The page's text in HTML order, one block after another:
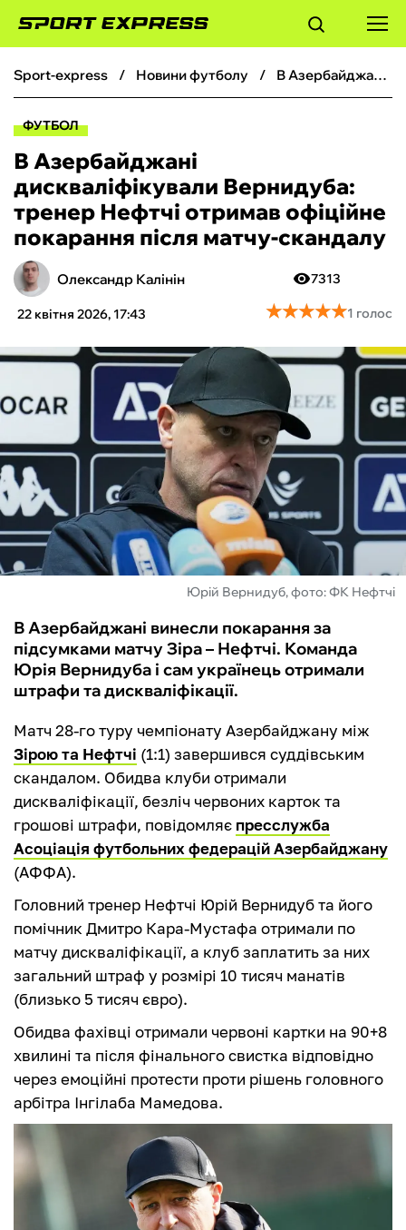
ФУТБОЛ
БОКС
ХОКЕЙ
ТЕНІС
КІБЕРСПОРТ
ЧС-2026
ФУТЗАЛ
ІНШІ
БУКМЕКЕРИ
sport-express новини футболу В Азербайджані дискваліфікували Вернидуба: тренер Нефтчі отримав офіційне покарання після матчу-скандалу
ФУТБОЛ
В Азербайджані
дискваліфікували Вернидуба:
тренер Нефтчі отримав офіційне
покарання після матчу-скандалу
Олександр Калінін
22 квітня 2026, 17:43
7313
★★★★★
★★★★★1 голос
Юрій Вернидуб, фото: ФК Нефтчі
В Азербайджані винесли покарання за
підсумками матчу Зіра – Нефтчі. Команда
Юрія Вернидуба і сам українець отримали
штрафи та дискваліфікації.
Матч 28-го туру чемпіонату Азербайджану між
Зірою та Нефтчі (1:1) завершився суддівським
скандалом. Обидва клуби отримали
дискваліфікації, безліч червоних карток та
грошові штрафи, повідомляє пресслужба
Асоціація футбольних федерацій Азербайджану
(АФФА).
Головний тренер Нефтчі Юрій Вернидуб та його
помічник Дмитро Кара-Мустафа отримали по
матчу дискваліфікації, а клуб заплатить за них
загальний штраф у розмірі 10 тисяч манатів
(близько 5 тисяч євро).
Обидва фахівці отримали червоні картки на 90+8
хвилині та після фінального свистка відповідно
через емоційні протести проти рішень головного
арбітра Інгілаба Мамедова.